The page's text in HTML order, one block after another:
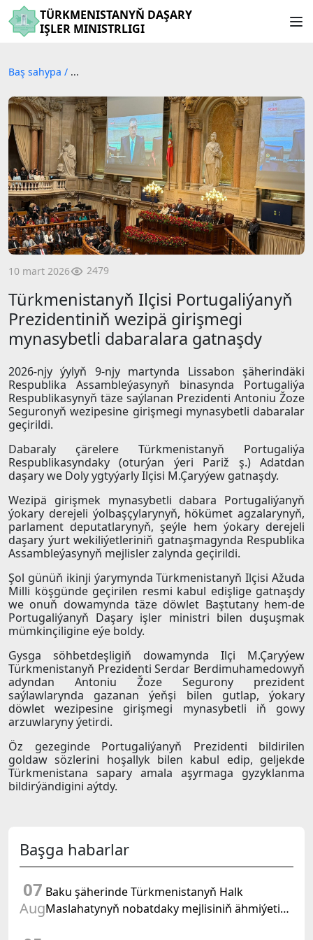
TÜRKMENISTANYŇ DAŞARY
IŞLER MINISTRLIGI
Baş sahypa / ...
10 mart 2026 2479
Türkmenistanyň Ilçisi Portugaliýanyň
Prezidentiniň wezipä girişmegi
mynasybetli dabaralara gatnaşdy
2026-njy ýylyň 9-njy martynda Lissabon şäherindäki
Respublika Assambleýasynyň binasynda Portugaliýa
Respublikasynyň täze saýlanan Prezidenti Antoniu Žoze
Seguronyň wezipesine girişmegi mynasybetli dabaralar
geçirildi.
Dabaraly çärelere Türkmenistanyň Portugaliýa
Respublikasyndaky (oturýan ýeri Pariž ş.) Adatdan
daşary we Doly ygtyýarly Ilçisi M.Çaryýew gatnaşdy.
Wezipä girişmek mynasybetli dabara Portugaliýanyň
ýokary derejeli ýolbaşçylarynyň, hökümet agzalarynyň,
parlament deputatlarynyň, şeýle hem ýokary derejeli
daşary ýurt wekiliýetleriniň gatnaşmagynda Respublika
Assambleýasynyň mejlisler zalynda geçirildi.
Şol günüň ikinji ýarymynda Türkmenistanyň Ilçisi Ažuda
Milli köşgünde geçirilen resmi kabul edişlige gatnaşdy
we onuň dowamynda täze döwlet Baştutany hem-de
Portugaliýanyň Daşary işler ministri bilen duşuşmak
mümkinçiligine eýe boldy.
Gysga söhbetdeşligiň dowamynda Ilçi M.Çaryýew
Türkmenistanyň Prezidenti Serdar Berdimuhamedowyň
adyndan Antoniu Žoze Segurony prezident
saýlawlarynda gazanan ýeňşi bilen gutlap, ýokary
döwlet wezipesine girişmegi mynasybetli iň gowy
arzuwlaryny ýetirdi.
Öz gezeginde Portugaliýanyň Prezidenti bildirilen
goldaw sözlerini hoşallyk bilen kabul edip, geljekde
Türkmenistana sapary amala aşyrmaga gyzyklanma
bildirýändigini aýtdy.
Başga habarlar
07
Aug
Baku şäherinde Türkmenistanyň Halk
Maslahatynyň nobatdaky mejlisiniň ähmiýetine